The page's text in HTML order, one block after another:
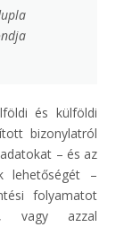
és külföldi
bizonylatról
– és az
lehetőségét –
folyamatot
vagy azzal